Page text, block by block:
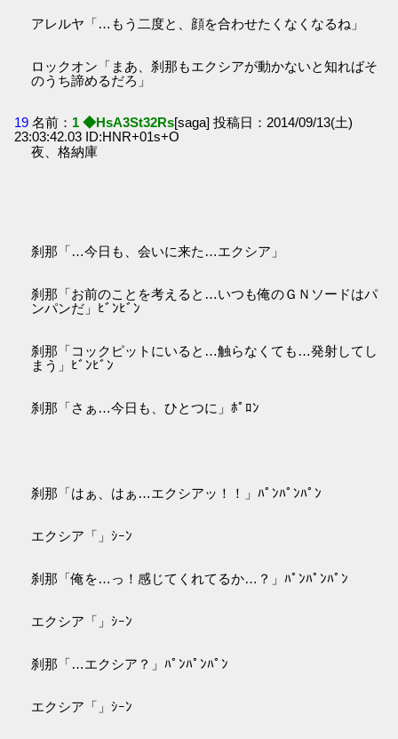
アレルヤ「…もう二度と、顔を合わせたくなくなるね」
ロックオン「まあ、刹那もエクシアが動かないと知ればそ
のうち諦めるだろ」
19 名前： 1 ◆HsA3St32Rs[saga] 投稿日：2014/09/13(土)
23:03:42.03 ID:HNR+01s+O
夜、格納庫
刹那「…今日も、会いに来た…エクシア」
刹那「お前のことを考えると…いつも俺のＧＮソードはパ
ンパンだ」ﾋﾞﾝﾋﾞﾝ
刹那「コックピットにいると…触らなくても…発射してし
まう」ﾋﾞﾝﾋﾞﾝ
刹那「さぁ…今日も、ひとつに」ﾎﾟﾛﾝ
刹那「はぁ、はぁ…エクシアッ！！」ﾊﾟﾝﾊﾟﾝﾊﾟﾝ
エクシア「」ｼｰﾝ
刹那「俺を…っ！感じてくれてるか…？」ﾊﾟﾝﾊﾟﾝﾊﾟﾝ
エクシア「」ｼｰﾝ
刹那「…エクシア？」ﾊﾟﾝﾊﾟﾝﾊﾟﾝ
エクシア「」ｼｰﾝ